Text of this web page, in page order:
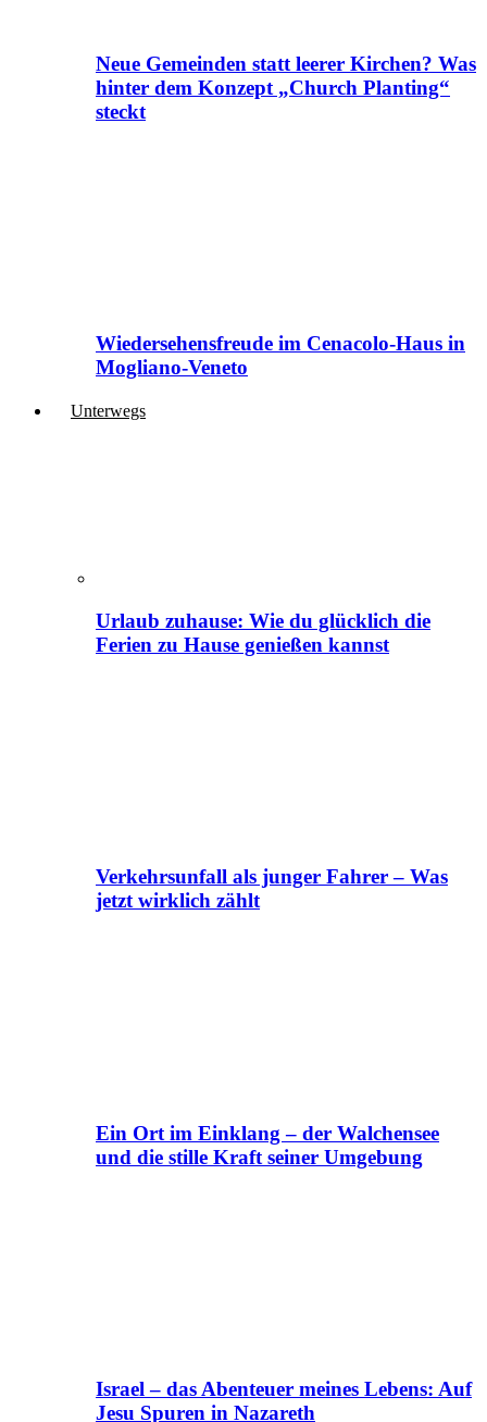
Neue Gemeinden statt leerer Kirchen? Was
hinter dem Konzept „Church Planting“
steckt
Wiedersehensfreude im Cenacolo-Haus in
Mogliano-Veneto
Unterwegs
Urlaub zuhause: Wie du glücklich die
Ferien zu Hause genießen kannst
Verkehrsunfall als junger Fahrer – Was
jetzt wirklich zählt
Ein Ort im Einklang – der Walchensee
und die stille Kraft seiner Umgebung
Israel – das Abenteuer meines Lebens: Auf
Jesu Spuren in Nazareth